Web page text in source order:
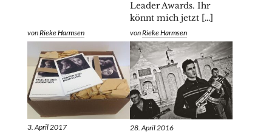
vonRieke Harmsen
Leader Awards. Ihr
könnt mich jetzt […]
vonRieke Harmsen
3. April 2017 28. April 2016